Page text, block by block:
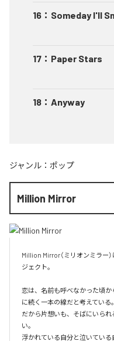
16 ： Someday I'll
17 ： Paper Stars
18 ： Anyway
ジャンル： ポップ
Million Mirror
Million Mirror（ミリオンミラー
ジェクト。
恋は、名前も呼べなかった頃
に続く一本の線だと考えている。
だから片想いも、そばにいら
い。
浮かれている自分と泣いてい